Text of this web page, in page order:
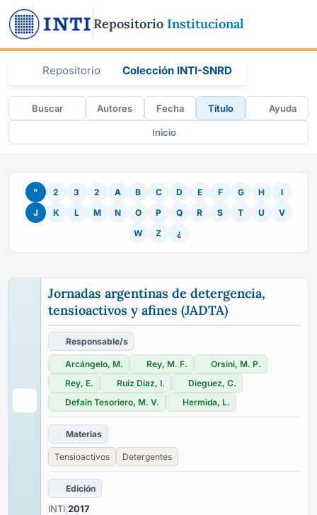
Repositorio Institucional
Repositorio Colección INTI-SNRD
Buscar Autores Fecha Título Ayuda
Inicio
" 2 3 2 A B C D E F G H
I
J
K L M N O P Q R S T U
V
W
Z ¿
Jornadas argentinas de detergencia,
tensioactivos y afines (JADTA)
Responsable/s
Arcángelo, M. Rey, M. F.
Orsini, M. P.
Rey, E.
Ruiz Díaz, I.
Dieguez, C.
Defain Tesoriero, M. V.
Hermida, L.
Materias
Tensioactivos Detergentes
Edición
INTI 2017